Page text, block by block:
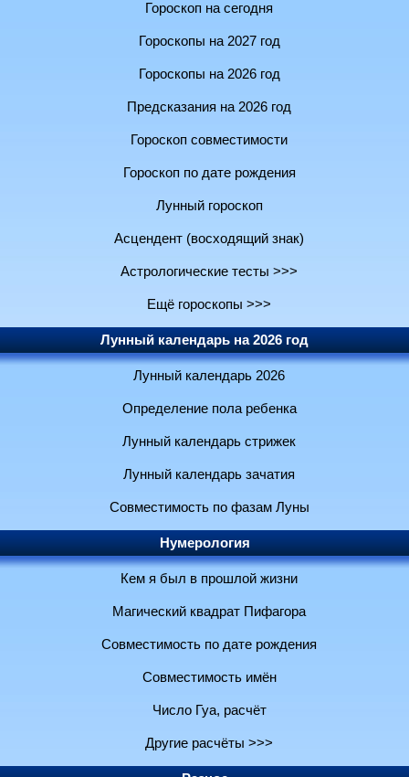
Гороскоп на сегодня
Гороскопы на 2027 год
Гороскопы на 2026 год
Предсказания на 2026 год
Гороскоп совместимости
Гороскоп по дате рождения
Лунный гороскоп
Асцендент (восходящий знак)
Астрологические тесты >>>
Ещё гороскопы >>>
Лунный календарь на 2026 год
Лунный календарь 2026
Определение пола ребенка
Лунный календарь стрижек
Лунный календарь зачатия
Совместимость по фазам Луны
Нумерология
Кем я был в прошлой жизни
Магический квадрат Пифагора
Совместимость по дате рождения
Совместимость имён
Число Гуа, расчёт
Другие расчёты >>>